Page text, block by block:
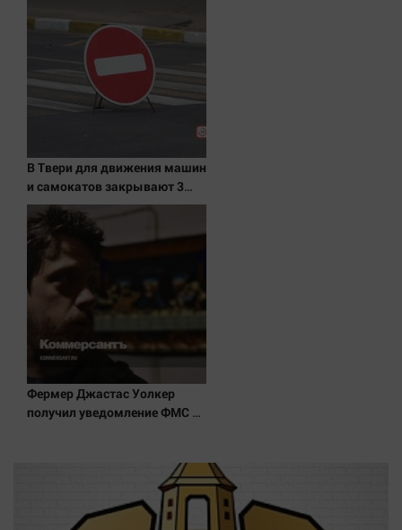
В Твери для движения машин
и самокатов закрывают 3
улицы
Фермер Джастас Уолкер
получил уведомление ФМС о